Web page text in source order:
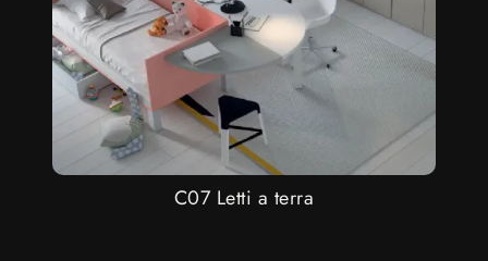
C07 Letti a terra